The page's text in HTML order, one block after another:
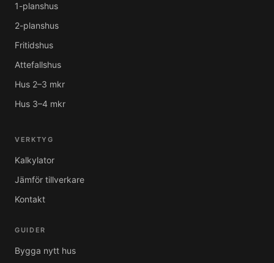
1-planshus
2-planshus
Fritidshus
Attefallshus
Hus 2–3 mkr
Hus 3–4 mkr
VERKTYG
Kalkylator
Jämför tillverkare
Kontakt
GUIDER
Bygga nytt hus